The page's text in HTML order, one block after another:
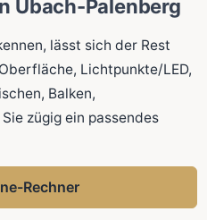
Ubach-Palenberg
lässt sich der Rest
Lichtpunkte/LED,
Balken,
zügig ein passendes
Rechner